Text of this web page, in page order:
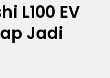
L100 EV
Jadi